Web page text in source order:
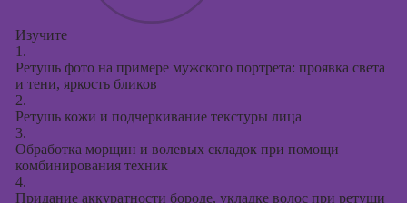
Изучите
1.
Ретушь фото на примере мужского портрета: проявка света
и тени, яркость бликов
2.
Ретушь кожи и подчеркивание текстуры лица
3.
Обработка морщин и волевых складок при помощи
комбинирования техник
4.
Придание аккуратности бороде, укладке волос при ретуши